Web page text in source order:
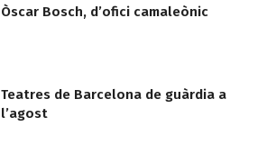
Òscar Bosch, d’ofici camaleònic
Teatres de Barcelona de guàrdia a
l’agost